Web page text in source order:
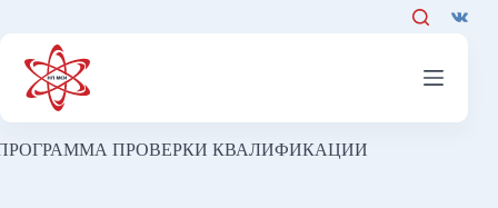
ПРОВЕРКИ КВАЛИФИКАЦИИ